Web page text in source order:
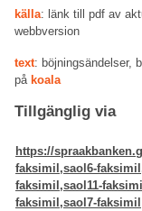
källa: länk till pdf av
webbversion
text: böjningsändelser,
på koala
Tillgänglig via
https://
faksimil,saol6-
faksimil,saol11-
faksimil,saol7-faksimil